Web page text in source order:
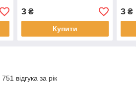
3₴
Купити
3 ₴
відгука за рік